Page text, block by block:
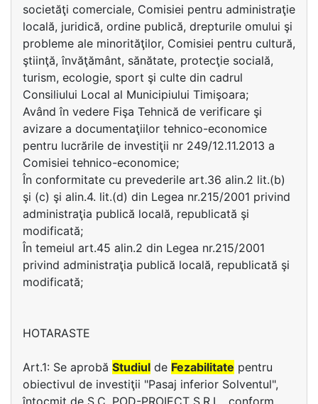
societăţi comerciale, Comisiei pentru administraţie
locală, juridică, ordine publică, drepturile omului şi
probleme ale minorităţilor, Comisiei pentru cultură,
ştiinţă, învăţământ, sănătate, protecţie socială,
turism, ecologie, sport şi culte din cadrul
Consiliului Local al Municipiului Timişoara;
Având în vedere Fişa Tehnică de verificare şi
avizare a documentaţiilor tehnico-economice
pentru lucrările de investiţii nr 249/12.11.2013 a
Comisiei tehnico-economice;
În conformitate cu prevederile art.36 alin.2 lit.(b)
şi (c) şi alin.4. lit.(d) din Legea nr.215/2001 privind
administraţia publică locală, republicată şi
modificată;
În temeiul art.45 alin.2 din Legea nr.215/2001
privind administraţia publică locală, republicată şi
modificată;
HOTARASTE
Art.1: Se aprobă Studiul de Fezabilitate pentru
obiectivul de investiţii "Pasaj inferior Solventul",
întocmit de S.C. POD-PROIECT S.R.L., conform